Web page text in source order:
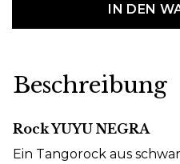
IN DEN
Beschreibung
Rock YUYU NEGRA
Ein Tangorock aus